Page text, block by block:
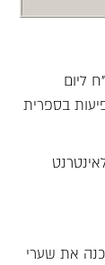
ליום
בספרית
את שערי